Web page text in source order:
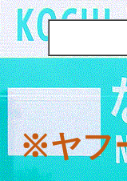
※ヤフ